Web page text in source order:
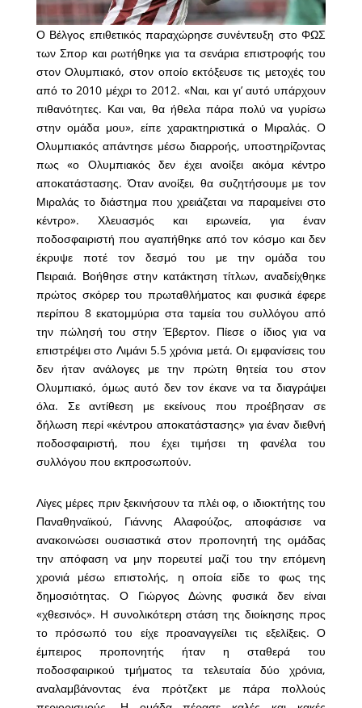
Ο Βέλγος επιθετικός παραχώρησε συνέντευξη στο ΦΩΣ
των Σπορ και ρωτήθηκε για τα σενάρια επιστροφής του
στον Ολυμπιακό, στον οποίο εκτόξευσε τις μετοχές του
από το 2010 μέχρι το 2012. «Ναι, και γι’ αυτό υπάρχουν
πιθανότητες. Και ναι, θα ήθελα πάρα πολύ να γυρίσω
στην ομάδα μου», είπε χαρακτηριστικά ο Μιραλάς. Ο
Ολυμπιακός απάντησε μέσω διαρροής, υποστηρίζοντας
πως «ο Ολυμπιακός δεν έχει ανοίξει ακόμα κέντρο
αποκατάστασης. Όταν ανοίξει, θα συζητήσουμε με τον
Μιραλάς το διάστημα που χρειάζεται να παραμείνει στο
κέντρο». Χλευασμός και ειρωνεία, για έναν
ποδοσφαιριστή που αγαπήθηκε από τον κόσμο και δεν
έκρυψε ποτέ τον δεσμό του με την ομάδα του
Πειραιά. Βοήθησε στην κατάκτηση τίτλων, αναδείχθηκε
πρώτος σκόρερ του πρωταθλήματος και φυσικά έφερε
περίπου 8 εκατομμύρια στα ταμεία του συλλόγου από
την πώλησή του στην Έβερτον. Πίεσε ο ίδιος για να
επιστρέψει στο Λιμάνι 5.5 χρόνια μετά. Οι εμφανίσεις του
δεν ήταν ανάλογες με την πρώτη θητεία του στον
Ολυμπιακό, όμως αυτό δεν τον έκανε να τα διαγράψει
όλα. Σε αντίθεση με εκείνους που προέβησαν σε
δήλωση περί «κέντρου αποκατάστασης» για έναν διεθνή
ποδοσφαιριστή, που έχει τιμήσει τη φανέλα του
συλλόγου που εκπροσωπούν.
Λίγες μέρες πριν ξεκινήσουν τα πλέι οφ, ο ιδιοκτήτης του
Παναθηναϊκού, Γιάννης Αλαφούζος, αποφάσισε να
ανακοινώσει ουσιαστικά στον προπονητή της ομάδας
την απόφαση να μην πορευτεί μαζί του την επόμενη
χρονιά μέσω επιστολής, η οποία είδε το φως της
δημοσιότητας. Ο Γιώργος Δώνης φυσικά δεν είναι
«χθεσινός». Η συνολικότερη στάση της διοίκησης προς
το πρόσωπό του είχε προαναγγείλει τις εξελίξεις. Ο
έμπειρος προπονητής ήταν η σταθερά του
ποδοσφαιρικού τμήματος τα τελευταία δύο χρόνια,
αναλαμβάνοντας ένα πρότζεκτ με πάρα πολλούς